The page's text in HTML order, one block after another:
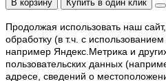
В корзину Купить в один клик
Продолжая использовать наш
обработку (в т.ч. с
например Яндекс.Метрика и
пользовательских данных
адресе, сведений о